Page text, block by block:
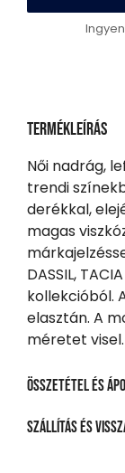
Termékleírás
Női nadrág,
trendi
derékkal,
magas
DASSIL,
kollekcióból.
elasztán. A
méretet visel.
Összetétel és
Szállítás és